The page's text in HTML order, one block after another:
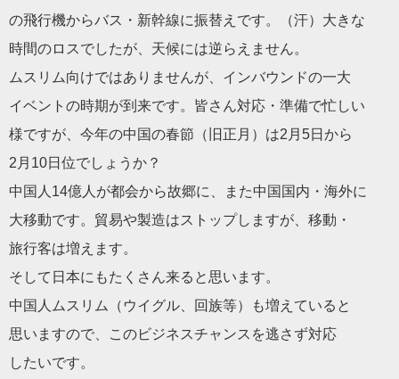
の飛行機からバス・新幹線に振替えです。（汗）大きな
時間のロスでしたが、天候には逆らえません。
ムスリム向けではありませんが、インバウンドの一大
イベントの時期が到来です。皆さん対応・準備で忙しい
様ですが、今年の中国の春節（旧正月）は2月5日から
2月10日位でしょうか？
中国人14億人が都会から故郷に、また中国国内・海外に
大移動です。貿易や製造はストップしますが、移動・
旅行客は増えます。
そして日本にもたくさん来ると思います。
中国人ムスリム（ウイグル、回族等）も増えていると
思いますので、このビジネスチャンスを逃さず対応
したいです。